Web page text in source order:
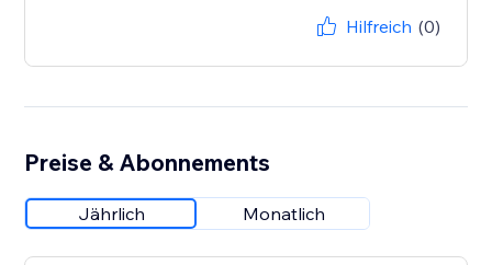
Hilfreich (0)
Preise & Abonnements
Jährlich Monatlich